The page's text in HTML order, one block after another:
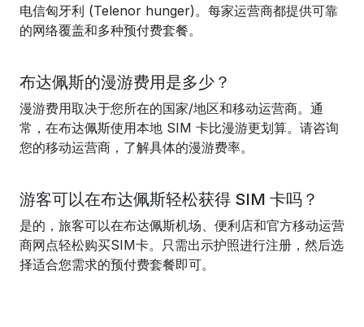
电信匈牙利 (Telenor hunger)。每家运营商都提供可靠
的网络覆盖和多种预付费套餐。
布达佩斯的漫游费用是多少？
漫游费用取决于您所在的国家/地区和移动运营商。通
常，在布达佩斯使用本地 SIM 卡比漫游更划算。请咨询
您的移动运营商，了解具体的漫游费率。
游客可以在布达佩斯轻松获得 SIM 卡吗？
是的，旅客可以在布达佩斯机场、便利店和官方移动运营
商网点轻松购买SIM卡。只需出示护照进行注册，然后选
择适合您需求的预付费套餐即可。